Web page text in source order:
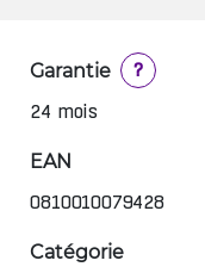
Garantie
?
24 mois
EAN
0810010079428
Catégorie